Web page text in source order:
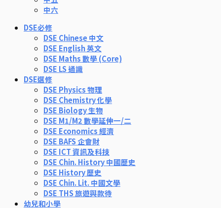
中六
DSE必修
DSE Chinese 中文
DSE English 英文
DSE Maths 數學 (Core)
DSE LS 通識
DSE選修
DSE Physics 物理
DSE Chemistry 化學
DSE Biology 生物
DSE M1/M2 數學延伸一/二
DSE Economics 經濟
DSE BAFS 企會財
DSE ICT 資訊及科技
DSE Chin. History 中國歷史
DSE History 歷史
DSE Chin. Lit. 中國文學
DSE THS 旅遊與款待
幼兒和小學